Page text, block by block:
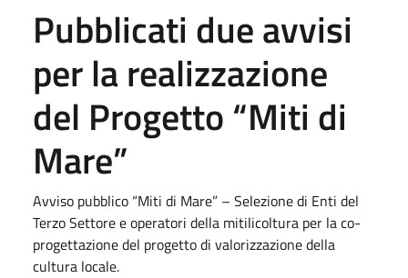
Pubblicati due avvisi
per la realizzazione
del Progetto “Miti di
Mare”
Avviso pubblico “Miti di Mare” – Selezione di Enti del
Terzo Settore e operatori della mitilicoltura per la co-
progettazione del progetto di valorizzazione della
cultura locale.